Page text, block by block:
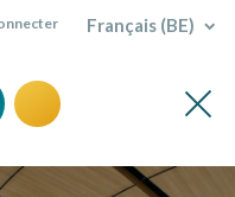
Français (BE)